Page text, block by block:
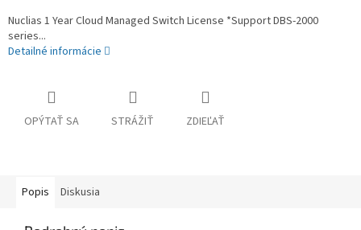
Nuclias 1 Year Cloud Managed Switch License *Support DBS-2000
series...
Detailné informácie
OPÝTAŤ SA STRÁŽIŤ ZDIEĽAŤ
Popis Diskusia